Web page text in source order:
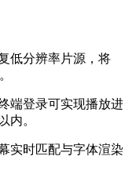
低分辨率片源，将
端登录可实现播放进
内。
实时匹配与字体渲染